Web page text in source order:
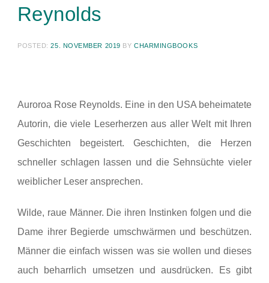
Reynolds
POSTED:25. NOVEMBER 2019 BY CHARMINGBOOKS
Auroroa Rose Reynolds. Eine in den USA beheimatete
Autorin, die viele Leserherzen aus aller Welt mit Ihren
Geschichten begeistert. Geschichten, die Herzen
schneller schlagen lassen und die Sehnsüchte vieler
weiblicher Leser ansprechen.
Wilde, raue Männer. Die ihren Instinken folgen und die
Dame ihrer Begierde umschwärmen und beschützen.
Männer die einfach wissen was sie wollen und dieses
auch beharrlich umsetzen und ausdrücken. Es gibt